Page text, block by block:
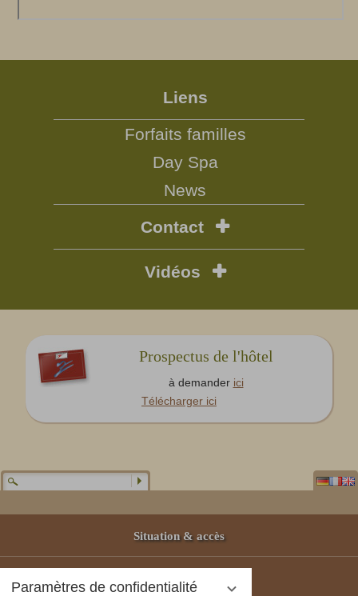
Paramètres de confidentialité
Liens
Forfaits familles
Day Spa
News
Contact
Vidéos
Prospectus de l'hôtel
à demander ici
Télécharger ici
Situation & accès
Partenaires